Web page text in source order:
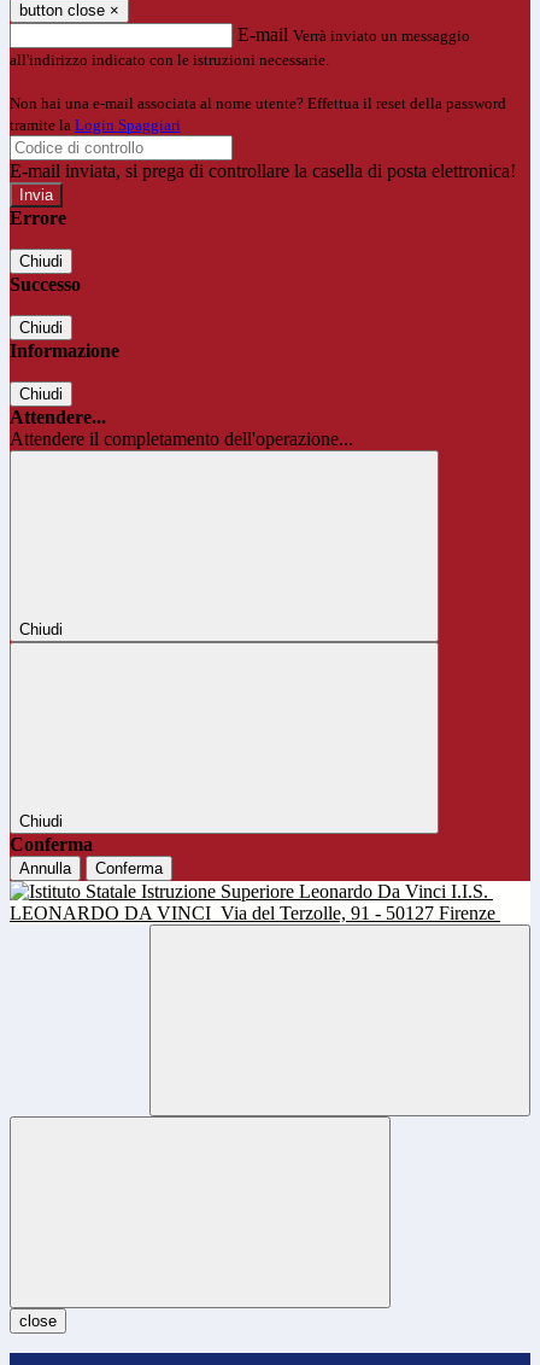
button close ×
E-mail Verrà inviato un messaggio
all'indirizzo indicato con le istruzioni necessarie.
Non hai una e-mail associata al nome utente? Effettua il reset della password
tramite la Login Spaggiari
E-mail inviata, si prega di controllare la casella di posta elettronica!
Errore
Chiudi
Successo
Chiudi
Informazione
Chiudi
Attendere...
Attendere il completamento dell'operazione...
Chiudi
Chiudi
Conferma
Annulla Conferma
I.I.S.
LEONARDO DA VINCI Via del Terzolle, 91 - 50127 Firenze
close